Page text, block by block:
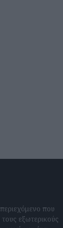
που
εξωτερικούς